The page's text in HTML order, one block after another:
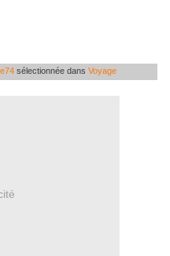
sélectionnée dans Voyage